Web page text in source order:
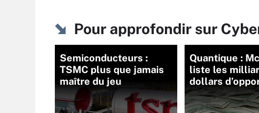
Pour approfondir sur
Semiconducteurs :
TSMC plus que jamais
maître du jeu
Quantique :
liste les
dollars